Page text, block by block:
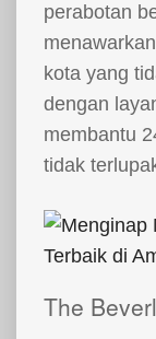
perabotan
kota yang
dengan
membantu
tidak
The